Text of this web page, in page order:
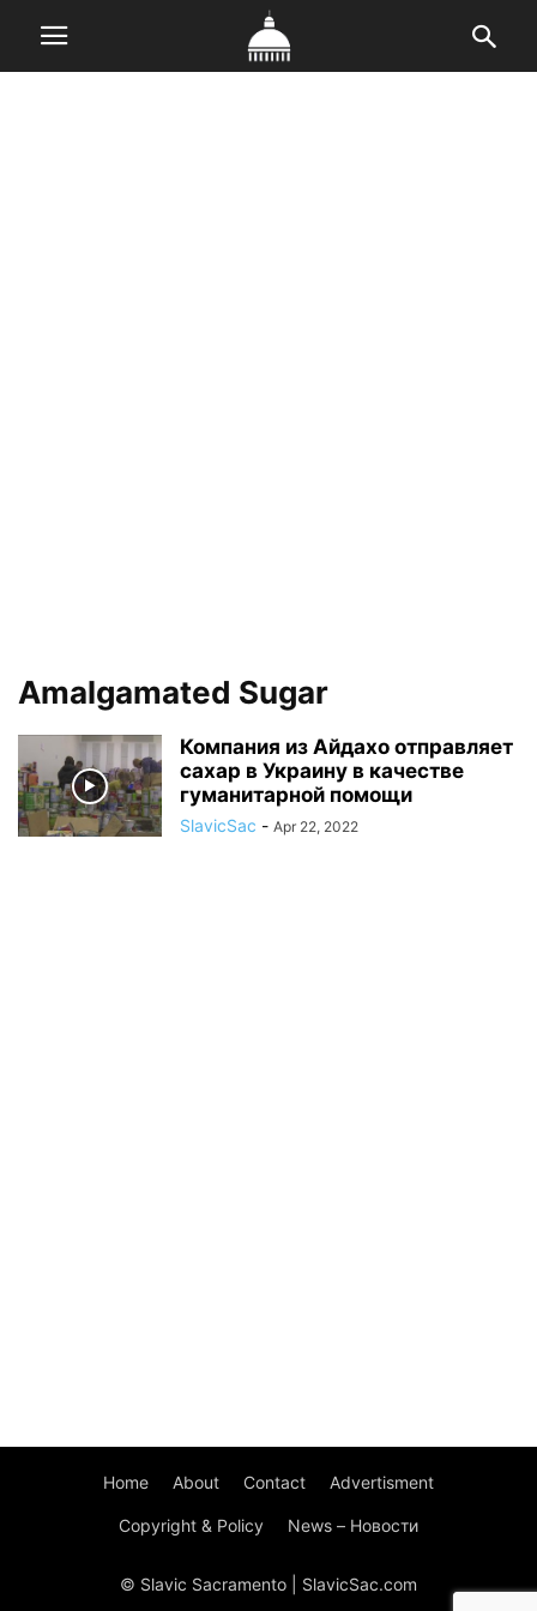
Amalgamated Sugar
Компания из Айдахо отправляет
сахар в Украину в качестве
гуманитарной помощи
SlavicSac - Apr 22, 2022
Home About Contact Advertisment
Copyright & Policy News – Новости
© Slavic Sacramento | SlavicSac.com